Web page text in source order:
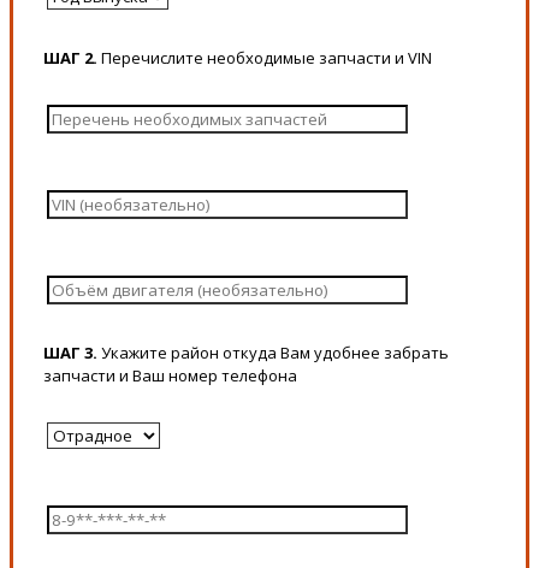
ШАГ 2. Перечислите необходимые запчасти и VIN
ШАГ 3. Укажите район откуда Вам удобнее забрать
запчасти и Ваш номер телефона